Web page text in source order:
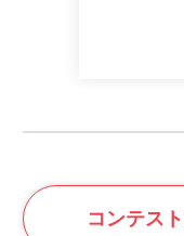
コンテスト